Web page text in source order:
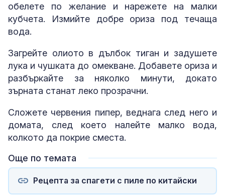
обелете по желание и нарежете на малки
кубчета. Измийте добре ориза под течаща
вода.
Загрейте олиото в дълбок тиган и задушете
лука и чушката до омекване. Добавете ориза и
разбъркайте за няколко минути, докато
зърната станат леко прозрачни.
Сложете червения пипер, веднага след него и
домата, след което налейте малко вода,
колкото да покрие сместа.
Още по темата
Рецепта за спагети с пиле по китайски